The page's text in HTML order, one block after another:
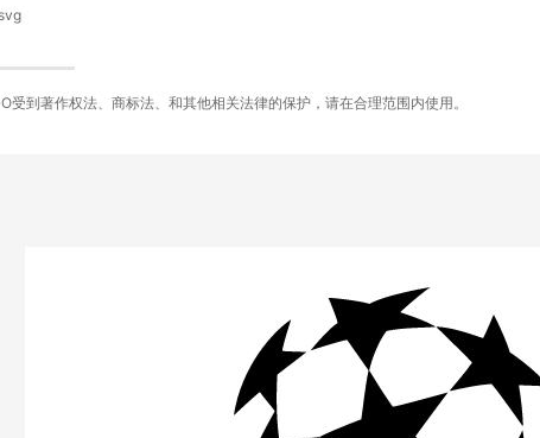
受到著作权法、商标法、和其他相关法律的保护，请在合理范围内使用。